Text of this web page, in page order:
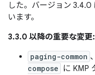
した。バージョン 3.4.0
います。
3.3.0 以降の重要な変更:
paging-common 、
compose
に KMP